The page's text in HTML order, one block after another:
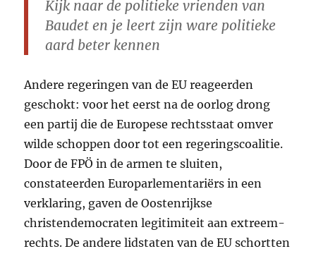
Kijk naar de politieke vrienden van
Baudet en je leert zijn ware politieke
aard beter kennen
Andere regeringen van de EU reageerden
geschokt: voor het eerst na de oorlog drong
een partij die de Europese rechtsstaat omver
wilde schoppen door tot een regeringscoalitie.
Door deFPÖ in de armen te sluiten,
constateerden Europarlementariërs in een
verklaring, gaven de Oostenrijkse
christendemocraten legitimiteit aan extreem-
rechts. De andere lidstaten van de EU schortten